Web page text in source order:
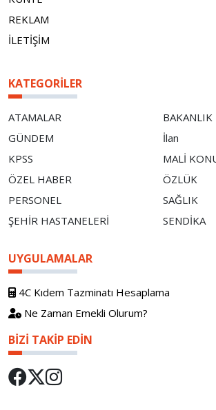
REKLAM
İLETİŞİM
KATEGORILER
ATAMALAR
BAKANLIK
GÜNDEM
İlan
KPSS
MALİ
ÖZEL HABER
ÖZLÜK
PERSONEL
SAĞLIK
ŞEHİR HASTANELERİ
SENDİKA
UYGULAMALAR
4C Kıdem Tazminatı Hesaplama
Ne Zaman Emekli Olurum?
BIZI TAKIP EDIN